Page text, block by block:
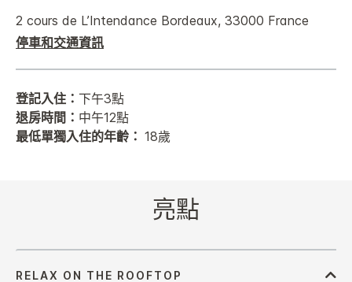
2 cours de L’Intendance Bordeaux, 33000 France
停車和交通資訊
登記入住： 下午3點
退房時間： 中午12點
最低單獨入住的年齡： 18歲
亮點